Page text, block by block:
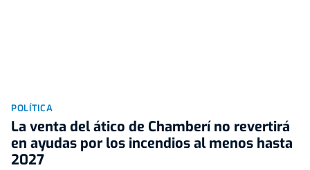
POLÍTICA
La venta del ático de Chamberí no revertirá
en ayudas por los incendios al menos hasta
2027